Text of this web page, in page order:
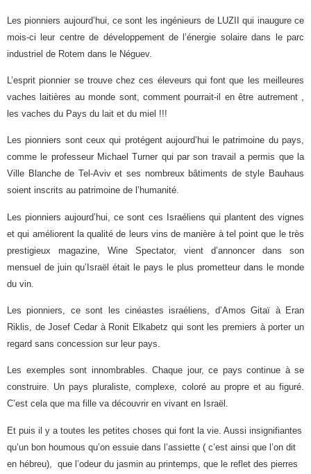
Les pionniers aujourd’hui, ce sont les ingénieurs de LUZII qui inaugure ce
mois-ci leur centre de développement de l’énergie solaire dans le parc
industriel de Rotem dans le Néguev.
L’esprit pionnier se trouve chez ces éleveurs qui font que les meilleures
vaches laitières aumonde sont, comment pourrait-il en être autrement ,
les vaches du Pays du lait et du miel !!!
Les pionniers sont ceux qui protégent aujourd’hui le patrimoine du pays,
comme le professeur Michael Turner qui par son travail a permis que la
Ville Blanche de Tel-Aviv et ses nombreux bâtiments de style Bauhaus
soient inscrits au patrimoine de l’humanité.
Les pionniers aujourd’hui, ce sont ces Israéliens qui plantent des vignes
et qui améliorent la qualité de leurs vins de manière à tel point que le très
prestigieux magazine, Wine Spectator, vient d’annoncer dans son
mensuel de juin qu’Israël était le pays le plus prometteur dans le monde
du vin.
Les pionniers, ce sont les cinéastes israéliens, d’Amos Gitaï à Eran
Riklis, de Josef Cedar à Ronit Elkabetz qui sont les premiers à porter un
regard sans concession sur leur pays.
Les exemples sont innombrables. Chaque jour, ce pays continue à se
construire. Un pays pluraliste, complexe, coloré aupropre et aufiguré.
C’est cela que ma fille va découvrir en vivant en Israël.
Et puis il y a toutes les petites choses qui font la vie. Aussi insignifiantes
qu’un bon houmous qu’on essuie dans l’assiette ( c’est ainsi que l’on dit
en hébreu), que l’odeur du jasmin au printemps, que le reflet des pierres